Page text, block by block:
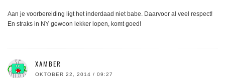
Aan je voorbereiding ligt het inderdaad niet babe. Daarvoor al veel respect!
En straks in NY gewoon lekker lopen, komt goed!
XAMBER
OKTOBER 22, 2014 / 09:27